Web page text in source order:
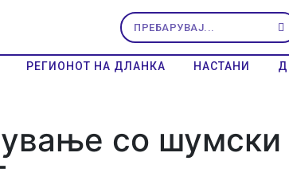
РЕГИОНОТ НА ДЛАНКА НАСТАНИ
со